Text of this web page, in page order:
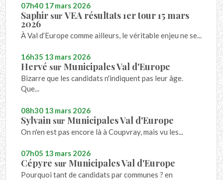
07h40 17mars 2026
Saphir surVEA résultats 1er tour 15 mars
2026
À Val d’Europe comme ailleurs, le véritable enjeu ne se...
16h35 13 mars 2026
Hervé sur Municipales Val d'Europe
Bizarre que les candidats n'indiquent pas leur âge.
Que...
08h30 13 mars 2026
Sylvain sur Municipales Val d'Europe
On n'en est pas encore là à Coupvray, mais vu les...
07h05 13 mars 2026
Cépyre sur Municipales Val d'Europe
Pourquoi tant de candidats par communes ? en